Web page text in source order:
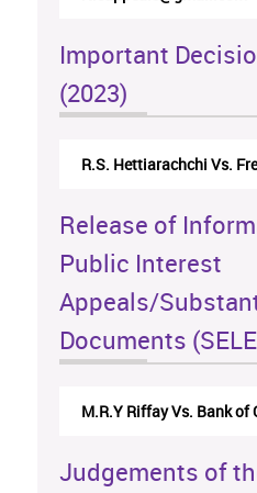
Important
(2023)
R.S. Hettiarachchi Vs.
Release of
Public Interest
Appeals/
Documents
M.R.Y Riffay Vs. Bank of
Judgements of